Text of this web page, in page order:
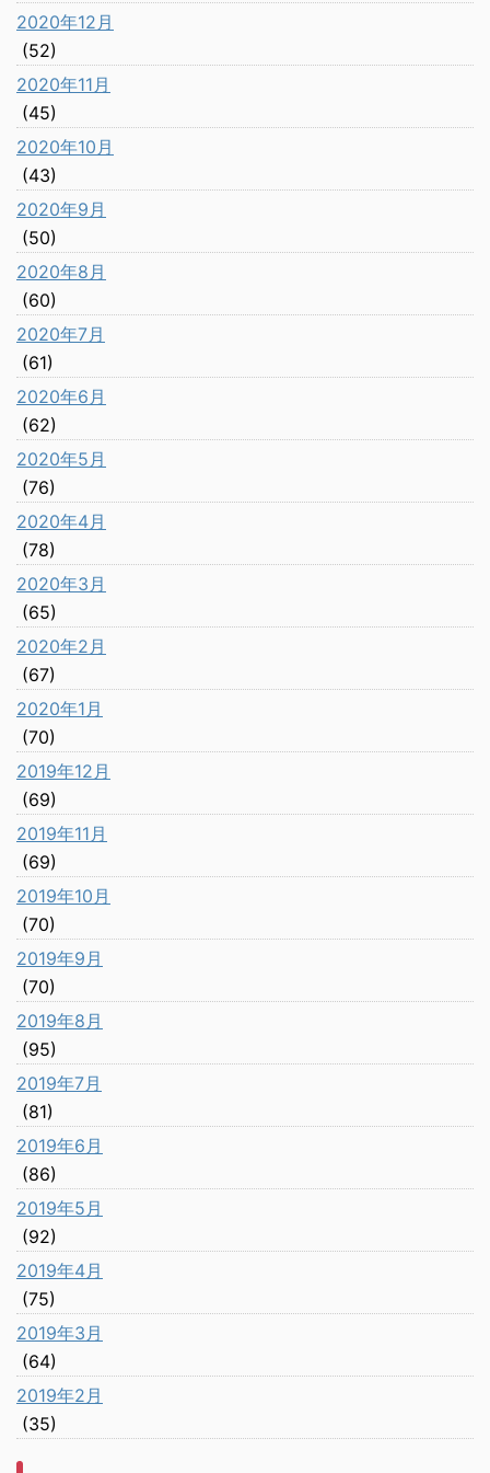
2020年12月
(52)
2020年11月
(45)
2020年10月
(43)
2020年9月
(50)
2020年8月
(60)
2020年7月
(61)
2020年6月
(62)
2020年5月
(76)
2020年4月
(78)
2020年3月
(65)
2020年2月
(67)
2020年1月
(70)
2019年12月
(69)
2019年11月
(69)
2019年10月
(70)
2019年9月
(70)
2019年8月
(95)
2019年7月
(81)
2019年6月
(86)
2019年5月
(92)
2019年4月
(75)
2019年3月
(64)
2019年2月
(35)